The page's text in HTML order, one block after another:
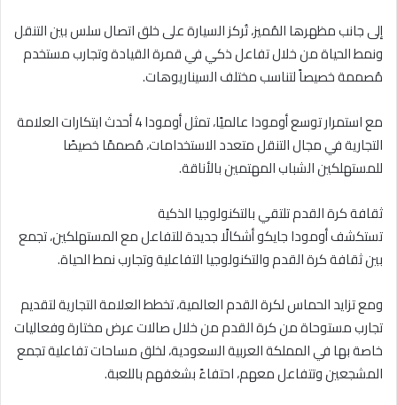
إلى جانب مظهرها المُميز، تُركز السيارة على خلق اتصال سلس بين التنقل
ونمط الحياة من خلال تفاعل ذكي في قمرة القيادة وتجارب مستخدم
مُصممة خصيصاً لتناسب مختلف السيناريوهات.
مع استمرار توسع أومودا عالميًا، تمثل أومودا 4 أحدث ابتكارات العلامة
التجارية في مجال التنقل متعدد الاستخدامات، مُصممًا خصيصًا
للمستهلكين الشباب المهتمين بالأناقة.
ثقافة كرة القدم تلتقي بالتكنولوجيا الذكية
تستكشف أومودا جايكو أشكالًا جديدة للتفاعل مع المستهلكين، تجمع
بين ثقافة كرة القدم والتكنولوجيا التفاعلية وتجارب نمط الحياة.
ومع تزايد الحماس لكرة القدم العالمية، تخطط العلامة التجارية لتقديم
تجارب مستوحاة من كرة القدم من خلال صالات عرض مختارة وفعاليات
خاصة بها في المملكة العربية السعودية، لخلق مساحات تفاعلية تجمع
المشجعين وتتفاعل معهم، احتفاءً بشغفهم باللعبة.